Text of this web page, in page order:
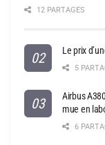
12 PARTAGES
Le prix
5
Airbus
mue en
6